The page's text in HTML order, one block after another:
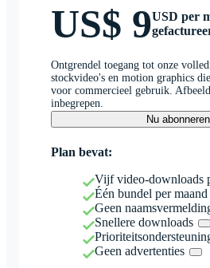
US$ 9USD per
Ontgrendel toegang tot onze
stockvideo's en motion graphics
voor commercieel gebruik.
inbegrepen.
Nu abonneren
Plan bevat:
Vijf video-downloads
Één bundel per maand
Geen
Snellere downloads
Geen advertenties